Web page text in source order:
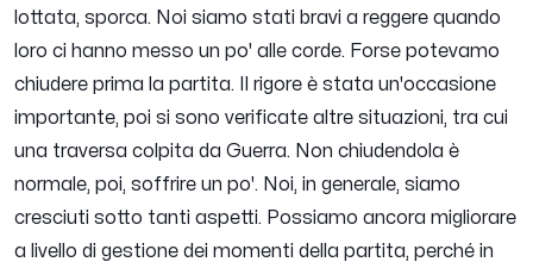
lottata, sporca. Noi siamo stati bravi a reggere quando
loro ci hanno messo un po' alle corde. Forse potevamo
chiudere prima la partita. Il rigore è stata un'occasione
importante, poi si sono verificate altre situazioni, tra cui
una traversa colpita da Guerra. Non chiudendola è
normale, poi, soffrire un po'. Noi, in generale, siamo
cresciuti sotto tanti aspetti. Possiamo ancora migliorare
a livello di gestione dei momenti della partita, perché in